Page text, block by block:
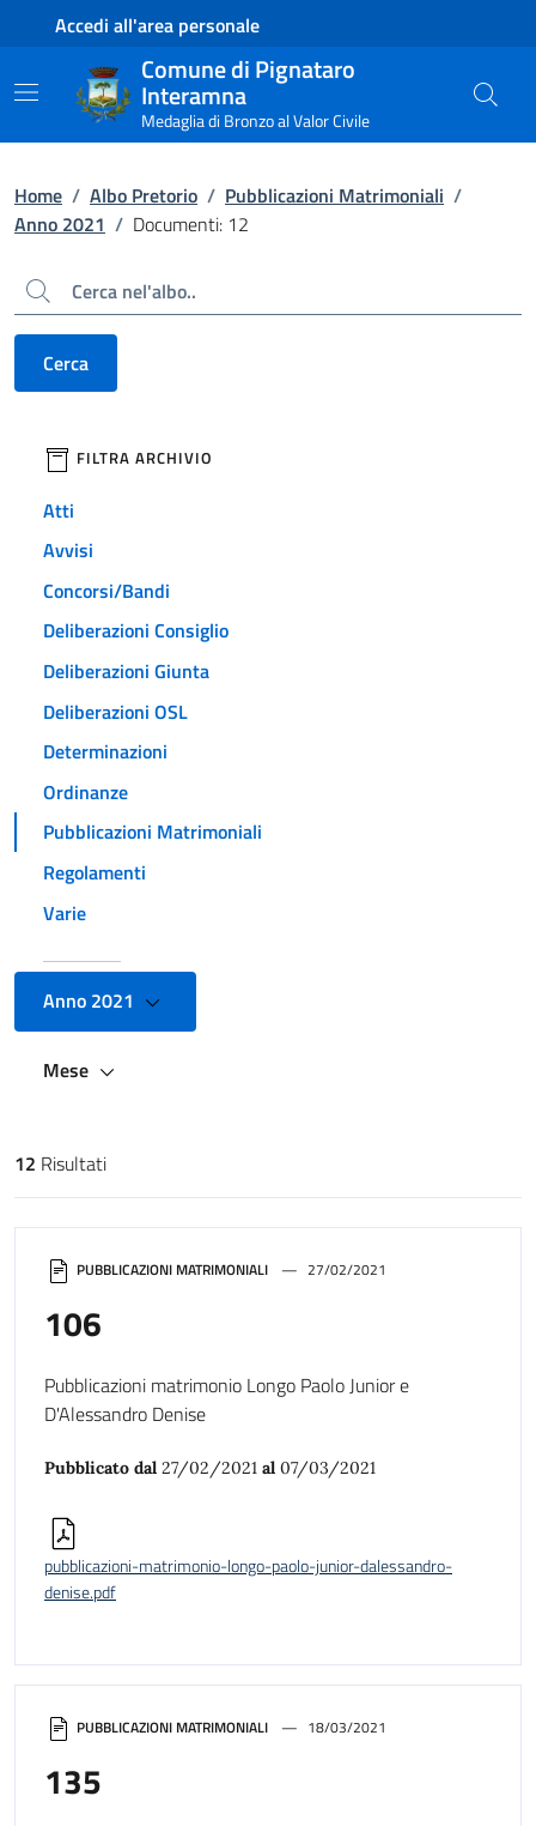
Contenuto principale
Piede di paginaAccedi all'area personale
Comune di Pignataro
Interamna
Medaglia di Bronzo al Valor Civile
Home / Albo Pretorio / Pubblicazioni Matrimoniali /
Anno 2021 / Documenti: 12
Cerca
Cerca
filtri da applicare
FILTRA ARCHIVIO
Atti
Avvisi
Concorsi/Bandi
Deliberazioni Consiglio
Deliberazioni Giunta
Deliberazioni OSL
Determinazioni
Ordinanze
Pubblicazioni Matrimoniali
Regolamenti
Varie
Anno 2021
Mese
Risultati di ricerca
12 Risultati
PUBBLICAZIONI MATRIMONIALI 18/03/2021
135
PUBBLICAZIONI MATRIMONIALI 27/02/2021
106
Pubblicazioni matrimonio Longo Paolo Junior e
D'Alessandro Denise
Pubblicato dal 27/02/2021 al 07/03/2021
pubblicazioni-matrimonio-longo-paolo-junior-dalessandro-
denise.pdf